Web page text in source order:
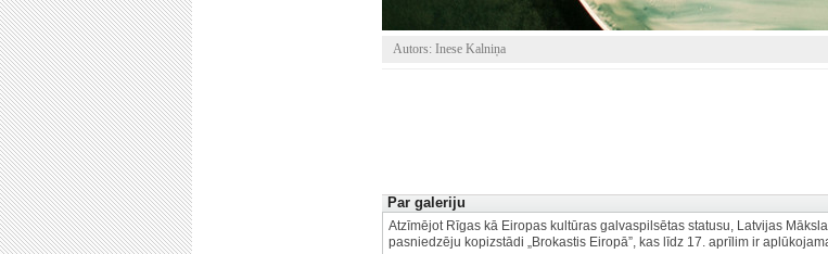
Autors: Inese Kalniņa
Par galeriju
Atzīmējot Rīgas kā Eiropas kultūras galvaspilsētas statusu, Latvijas
pasniedzēju kopizstādi „Brokastis Eiropā”, kas līdz 17. aprīlim ir